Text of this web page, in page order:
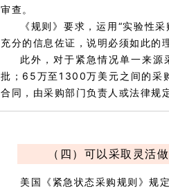
审查。
《规则》要求，运用“实验性
充分的信息佐证，说明必须如此的
此外，对于紧急情况单一来
批；65万至1300万美元之间的采
合同，由采购部门负责人或法律
（四）可以采取灵活
美国《紧急状态采购规则》规